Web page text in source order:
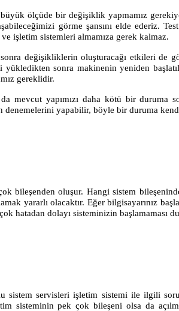
ölçüde bir değişiklik yapmamız
görme şansını elde ederiz.
işletim sistemleri almamıza gerek kalmaz.
değişikliklerin oluşturacağı etkileri de
yükledikten sonra makinenin yeniden
gereklidir.
mevcut yapımızı daha kötü bir duruma
denemelerini yapabilir, böyle bir duruma
bileşenden oluşur. Hangi sistem
yararlı olacaktır. Eğer bilgisayarınız
hatadan dolayı sisteminizin başlamaması
servisleri işletim sistemi ile ilgili
sisteminin pek çok bileşeni olsa da